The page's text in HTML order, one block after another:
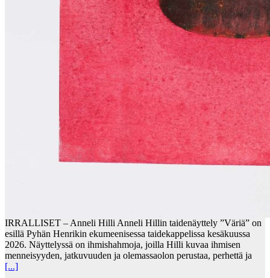
IRRALLISET – Anneli Hilli Anneli Hillin taidenäyttely ”Väriä” on
esillä Pyhän Henrikin ekumeenisessa taidekappelissa kesäkuussa
2026. Näyttelyssä on ihmishahmoja, joilla Hilli kuvaa ihmisen
menneisyyden, jatkuvuuden ja olemassaolon perustaa, perhettä ja
[...]